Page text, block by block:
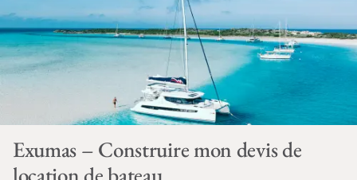
Exumas – Construire mon devis de